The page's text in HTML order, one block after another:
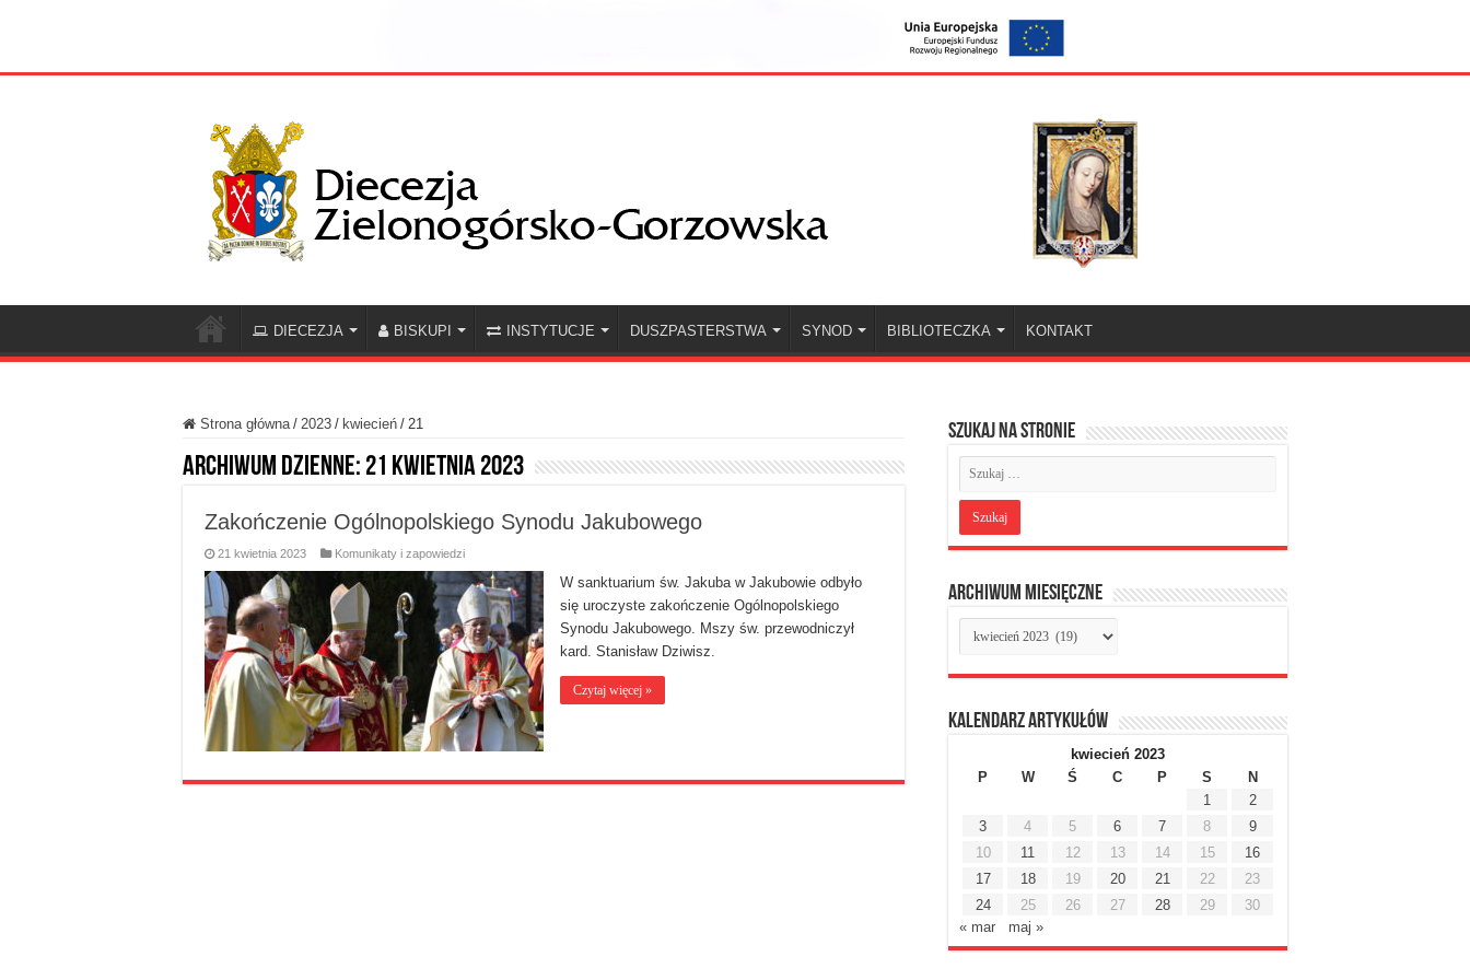
DIECEZJA BISKUPI INSTYTUCJE DUSZPASTERSTWA SYNOD BIBLIOTECZKA KONTAKT
Strona główna / 2023 / kwiecień / 21
Archiwum dzienne: 21 kwietnia 2023
Zakończenie Ogólnopolskiego Synodu Jakubowego
21 kwietnia 2023 Komunikaty i zapowiedzi
W sanktuarium św. Jakuba w Jakubowie odbyło
się uroczyste zakończenie Ogólnopolskiego
Synodu Jakubowego. Mszy św. przewodniczył
kard. Stanisław Dziwisz.
Czytaj więcej »
Szukaj na stronie
Archiwum miesięczne
Archiwum
miesięczne
Kalendarz artykułów
kwiecień 2023
P
W Ś C P S
N
1
2
3
4 5 6 7 8
9
10
11 12 13 14 15
16
17
18 19 20 21 22
23
24
25 26 27 28 29
30
« mar
maj »